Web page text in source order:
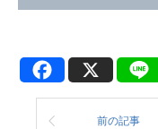
前の記事